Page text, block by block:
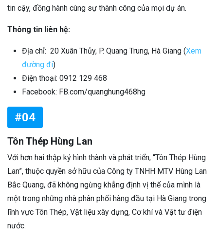
tin cậy, đồng hành cùng sự thành công của mọi dự án.
Thông tin liên hệ:
Địa chỉ: 20 Xuân Thủy, P. Quang Trung, Hà Giang (Xem
đường đi)
Điện thoại: 0912 129 468
Facebook: FB.com/quanghung468hg
#04
Tôn Thép Hùng Lan
Với hơn hai thập kỷ hình thành và phát triển, “Tôn Thép Hùng
Lan”, thuộc quyền sở hữu của Công ty TNHH MTV Hùng Lan
Bắc Quang, đã không ngừng khẳng định vị thế của mình là
một trong những nhà phân phối hàng đầu tại Hà Giang trong
lĩnh vực Tôn Thép, Vật liệu xây dựng, Cơ khí và Vật tư điện
nước.